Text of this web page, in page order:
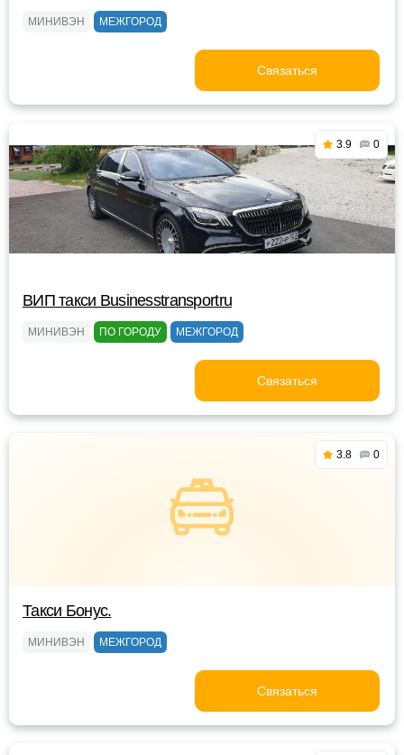
МИНИВЭН МЕЖГОРОД
Связаться
3.9 0
ВИП такси Businesstransportru
МИНИВЭН ПО ГОРОДУ МЕЖГОРОД
Связаться
3.8 0
Такси Бонус.
МИНИВЭН МЕЖГОРОД
Связаться